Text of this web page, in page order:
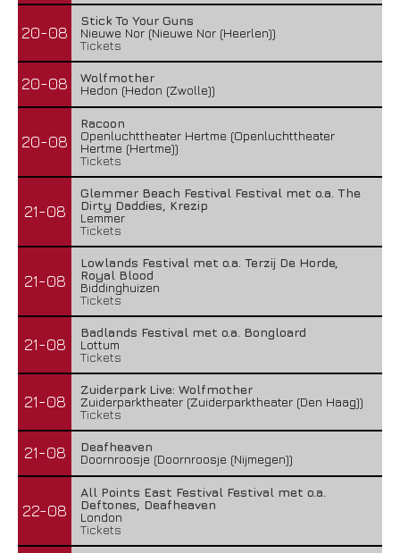
20-08
Stick To Your Guns
Nieuwe Nor (Nieuwe Nor (Heerlen))
Tickets
20-08
Wolfmother
Hedon (Hedon (Zwolle))
20-08
Racoon
Openluchttheater Hertme (Openluchttheater
Hertme (Hertme))
Tickets
21-08
Glemmer Beach Festival Festival met o.a. The
Dirty Daddies, Krezip
Lemmer
Tickets
21-08
Lowlands Festival met o.a. Terzij De Horde,
Royal Blood
Biddinghuizen
Tickets
21-08
Badlands Festival met o.a. Bongloard
Lottum
Tickets
21-08
Zuiderpark Live: Wolfmother
Zuiderparktheater (Zuiderparktheater (Den Haag))
Tickets
21-08
Deafheaven
Doornroosje (Doornroosje (Nijmegen))
22-08
All Points East Festival Festival met o.a.
Deftones, Deafheaven
London
Tickets